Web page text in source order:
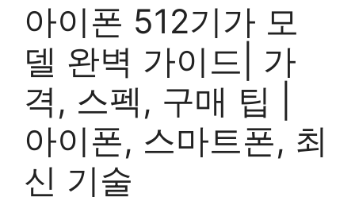
아이폰 512기가 모
델 완벽 가이드| 가
격, 스펙, 구매 팁 |
아이폰, 스마트폰, 최
신 기술